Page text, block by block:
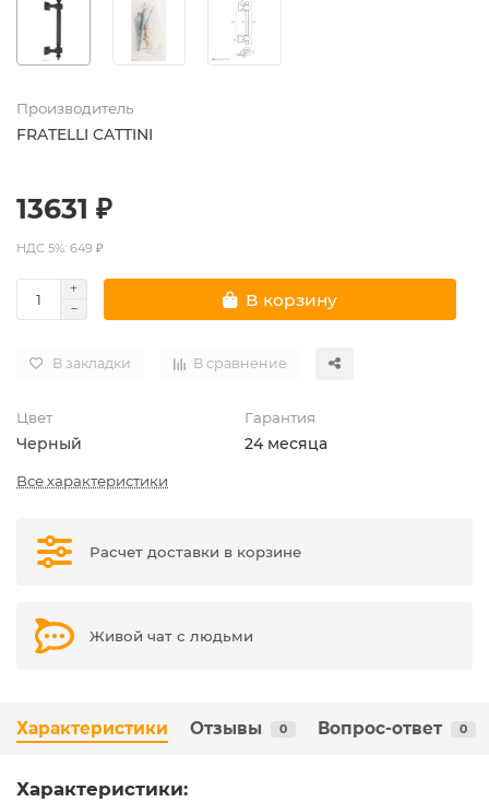
Производитель
FRATELLI CATTINI
13631 ₽
НДС 5%: 649 ₽
В корзину
В закладки В сравнение
Цвет
Черный
Гарантия
24 месяца
Все характеристики
Расчет доставки в корзине
Живой чат с людьми
Характеристики Отзывы 0 Вопрос-ответ 0
Характеристики: